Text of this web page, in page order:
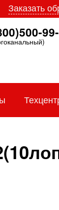
Заказать